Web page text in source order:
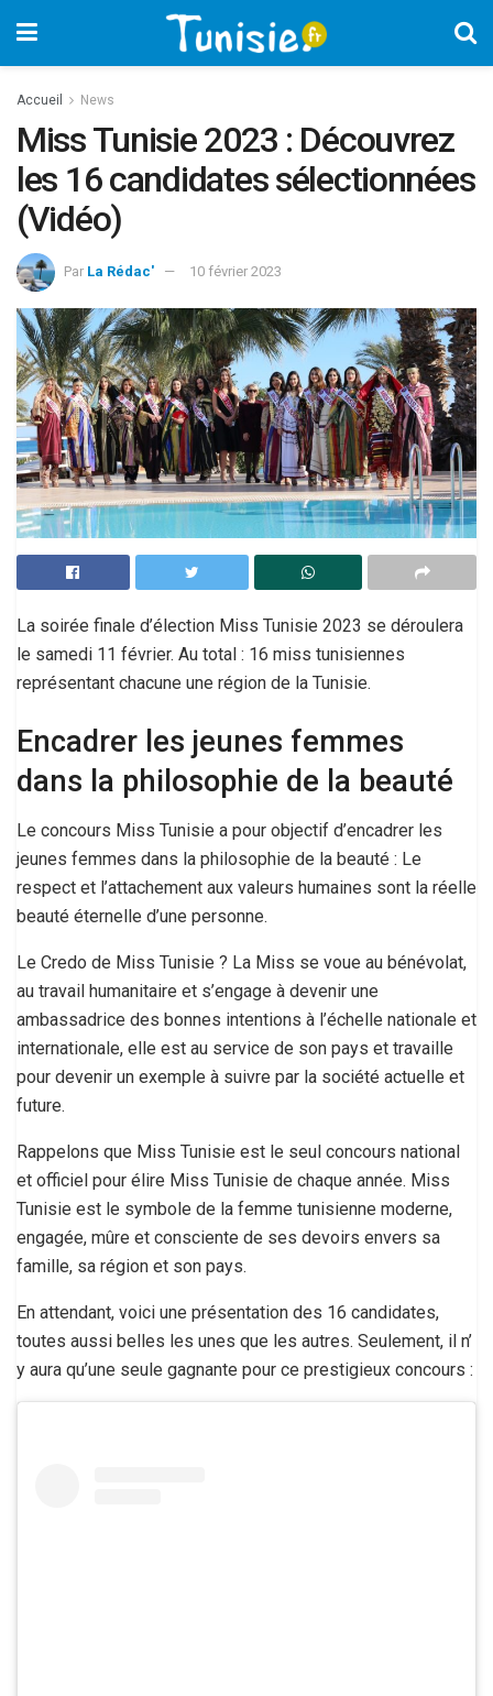
Accueil News
Miss Tunisie 2023 : Découvrez
les 16 candidates sélectionnées
(Vidéo)
Par La Rédac' 10 février 2023
La soirée finale d’élection Miss Tunisie 2023 se déroulera
le samedi 11 février. Au total : 16 miss tunisiennes
représentant chacune une région de la Tunisie.
Encadrer les jeunes femmes
dans la philosophie de la beauté
Le concours Miss Tunisie a pour objectif d’encadrer les
jeunes femmes dans la philosophie de la beauté : Le
respect et l’attachement aux valeurs humaines sont la réelle
beauté éternelle d’une personne.
Le Credo de Miss Tunisie ? La Miss se voue au bénévolat,
au travail humanitaire et s’engage à devenir une
ambassadrice des bonnes intentions à l’échelle nationale et
internationale, elle est au service de son pays et travaille
pour devenir un exemple à suivre par la société actuelle et
future.
Rappelons que Miss Tunisie est le seul concours national
et officiel pour élire Miss Tunisie de chaque année. Miss
Tunisie est le symbole de la femme tunisienne moderne,
engagée, mûre et consciente de ses devoirs envers sa
famille, sa région et son pays.
En attendant, voici une présentation des 16 candidates,
toutes aussi belles les unes que les autres. Seulement, il n’
y aura qu’une seule gagnante pour ce prestigieux concours :